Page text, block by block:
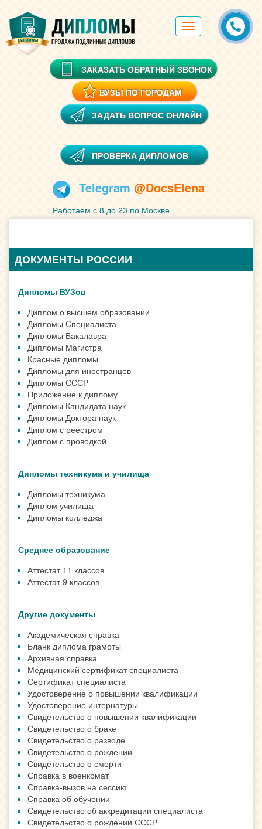
Toggle
navigation
ЗАКАЗАТЬ ОБРАТНЫЙ ЗВОНОК
ВУЗЫ ПО ГОРОДАМ
ЗАДАТЬ ВОПРОС ОНЛАЙН
ПРОВЕРКА ДИПЛОМОВ
Telegram @DocsElena
Работаем с 8 до 23 по Москве
ДОКУМЕНТЫ РОССИИ
Дипломы ВУЗов
Диплом о высшем образовании
Дипломы Cпециалиста
Дипломы Бакалавра
Дипломы Магистра
Красные дипломы
Дипломы для иностранцев
Дипломы СССР
Приложение к диплому
Дипломы Кандидата наук
Дипломы Доктора наук
Диплом с реестром
Диплом с проводкой
Дипломы техникума и училища
Дипломы техникума
Диплом училища
Дипломы колледжа
Среднее образование
Аттестат 11 классов
Аттестат 9 классов
Другие документы
Академическая справка
Бланк диплома грамоты
Архивная справка
Медицинский сертификат специалиста
Сертификат специалиста
Удостоверение о повышении квалификации
Удостоверение интернатуры
Свидетельство о повышении квалификации
Свидетельство о браке
Свидетельство о разводе
Свидетельство о рождении
Свидетельство о смерти
Справка в военкомат
Справка-вызов на сессию
Справка об обучении
Свидетельство об аккредитации специалиста
Свидетельство о рождении СССР